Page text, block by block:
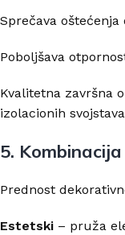
Sprečava oštećenja
Poboljšava
Kvalitetna završna
izolacionih
5.
Prednost
Estetski – pruža